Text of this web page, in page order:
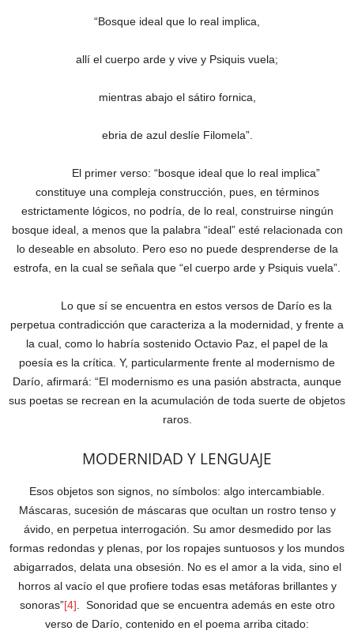
“Bosque ideal que lo real implica,
allí el cuerpo arde y vive y Psiquis vuela;
mientras abajo el sátiro fornica,
ebria de azul deslíe Filomela”.
El primer verso: “bosque ideal que lo real implica”
constituye una compleja construcción, pues, en términos
estrictamente lógicos, no podría, de lo real, construirse ningún
bosque ideal, a menos que la palabra “ideal” esté relacionada con
lo deseable en absoluto. Pero eso no puede desprenderse de la
estrofa, en la cual se señala que “el cuerpo arde y Psiquis vuela”.
Lo que sí se encuentra en estos versos de Darío es la
perpetua contradicción que caracteriza a la modernidad, y frente a
la cual, como lo habría sostenido Octavio Paz, el papel de la
poesía es la crítica. Y, particularmente frente al modernismo de
Darío, afirmará: “El modernismo es una pasión abstracta, aunque
sus poetas se recrean en la acumulación de toda suerte de objetos
raros.
MODERNIDAD Y LENGUAJE
Esos objetos son signos, no símbolos: algo intercambiable.
Máscaras, sucesión de máscaras que ocultan un rostro tenso y
ávido, en perpetua interrogación. Su amor desmedido por las
formas redondas y plenas, por los ropajes suntuosos y los mundos
abigarrados, delata una obsesión. No es el amor a la vida, sino el
horros al vacío el que profiere todas esas metáforas brillantes y
sonoras”[4] . Sonoridad que se encuentra además en este otro
verso de Darío, contenido en el poema arriba citado: